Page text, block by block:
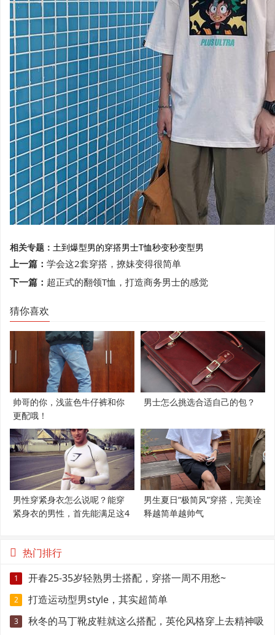
相关专题： 土到爆型男的穿搭男士T恤秒变秒变型男
上一篇： 学会这2套穿搭，撩妹变得很简单
下一篇： 超正式的翻领T恤，打造商务男士的感觉
猜你喜欢
帅哥的你，浅蓝色牛仔裤和你
更配哦！
男士怎么挑选合适自己的包？
男性穿紧身衣怎么说呢？能穿
紧身衣的男性，首先能满足这4
男生夏日“极简风”穿搭，完美诠
释越简单越帅气
热门排行
1 开春25-35岁轻熟男士搭配，穿搭一周不用愁~
2 打造运动型男style，其实超简单
3
秋冬的马丁靴皮鞋就这么搭配，英伦风格穿上去精神吸